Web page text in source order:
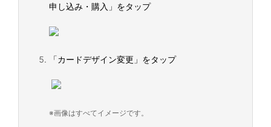
申し込み・購入」をタップ
「カードデザイン変更」をタップ
※画像はすべてイメージです。